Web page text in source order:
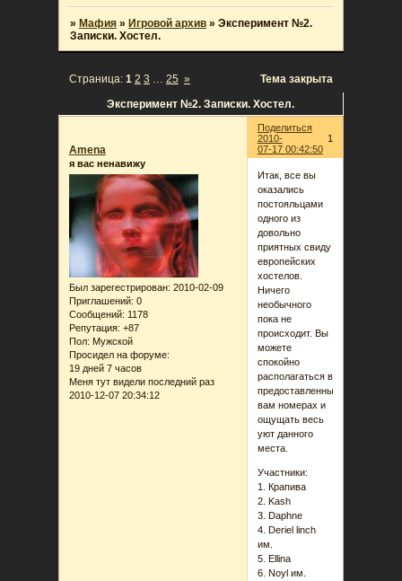
» Мафия » Игровой архив » Эксперимент №2.
Записки. Хостел.
Эксперимент №2. Записки. Хостел.
Страница: 1 2 3 … 25 » Тема закрыта
Поделиться
1
2010-
07-17 00:42:50
Amena
я вас ненавижу
Был зарегестрирован: 2010-02-09
Приглашений: 0
Сообщений: 1178
Репутация: +87
Пол: Мужской
Просидел на форуме:
19 дней 7 часов
Меня тут видели последний раз
2010-12-07 20:34:12
Итак, все вы
оказались
постояльцами
одного из
довольно
приятных свиду
европейских
хостелов.
Ничего
необычного
пока не
происходит. Вы
можете
спокойно
располагаться в
предоставленных
вам номерах и
ощущать весь
уют данного
места.
Участники:
1. Крапива
2. Kash
3. Daphne
4. Deriel linch
им.
5. Ellina
6. Noyl им.